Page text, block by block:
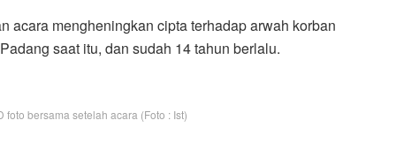
acara mengheningkan cipta terhadap arwah korban
saat itu, dan sudah 14 tahun berlalu.
foto bersama setelah acara (Foto : Ist)